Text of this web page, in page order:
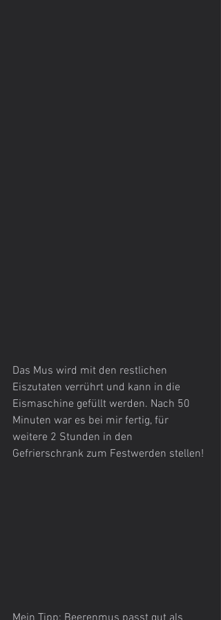
Das Mus wird mit den restlichen
Eiszutaten verrührt und kann in die
Eismaschine gefüllt werden. Nach 50
Minuten war es bei mir fertig, für
weitere 2 Stunden in den
Gefrierschrank zum Festwerden stellen!